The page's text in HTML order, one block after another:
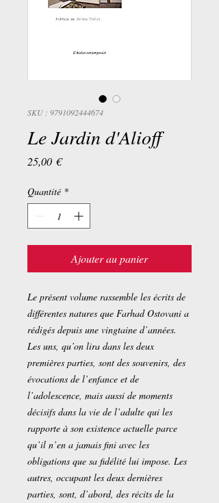
SKU : 9791092444674
Le Jardin d'Alioff
25,00 €Prix
Quantité *
Ajouter au panier
Le présent volume rassemble les écrits de
différentes natures que Farhad Ostovani a
rédigés depuis une vingtaine d’années.
Les uns, qu’on lira dans les deux
premières parties, sont des souvenirs, des
évocations de l’enfance et de
l’adolescence, mais aussi de moments
décisifs dans la vie de l’adulte qui les
rapporte à son existence actuelle parce
qu’il n’en a jamais fini avec les
obligations que sa fidélité lui impose. Les
autres, occupant les deux dernières
parties, sont, d’abord, des récits de la